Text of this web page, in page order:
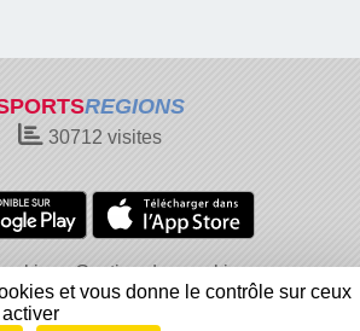
REGIONS
30712 visites
Gestion des cookies
Signaler un contenu inapproprié
et vous donne le contrôle sur ceux